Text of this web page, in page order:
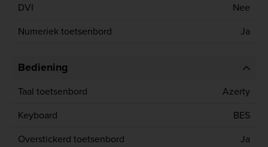
DVI
Nee
Numeriek toetsenbord
Ja
Bediening
Taal toetsenbord
Azerty
Keyboard
BES
Overstickerd toetsenbord
Ja